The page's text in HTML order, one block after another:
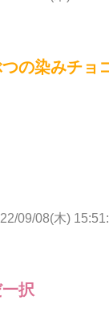
の染みチョ
09/08(木)
択